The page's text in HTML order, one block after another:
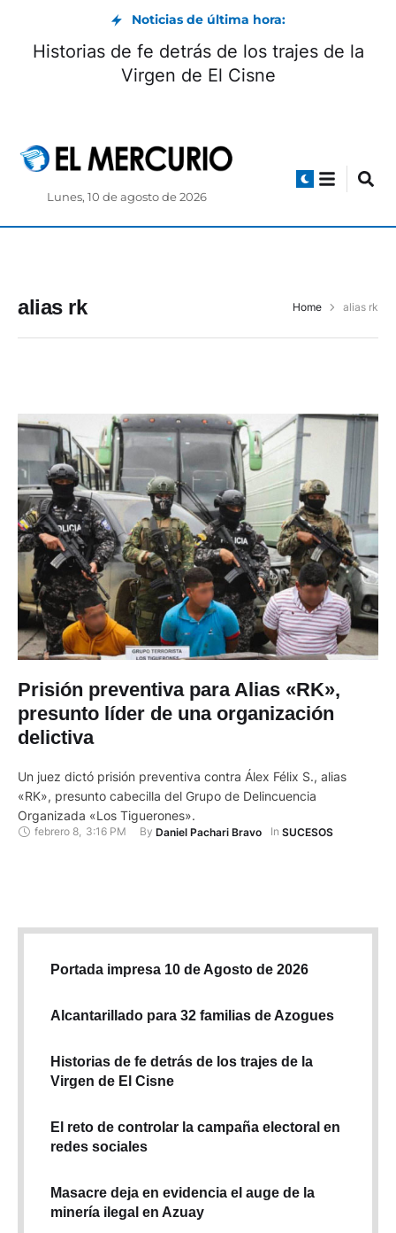
Noticias de última hora:
Historias de fe detrás de los trajes de la
Virgen de El Cisne
Lunes, 10 de agosto de 2026
alias rk Home alias rk
Prisión preventiva para Alias «RK»,
presunto líder de una organización
delictiva
Un juez dictó prisión preventiva contra Álex Félix S., alias
«RK», presunto cabecilla del Grupo de Delincuencia
Organizada «Los Tiguerones».
febrero 8, 3:16 PM By Daniel Pachari Bravo In SUCESOS
Portada impresa 10 de Agosto de 2026
Alcantarillado para 32 familias de Azogues
Historias de fe detrás de los trajes de la
Virgen de El Cisne
El reto de controlar la campaña electoral en
redes sociales
Masacre deja en evidencia el auge de la
minería ilegal en Azuay